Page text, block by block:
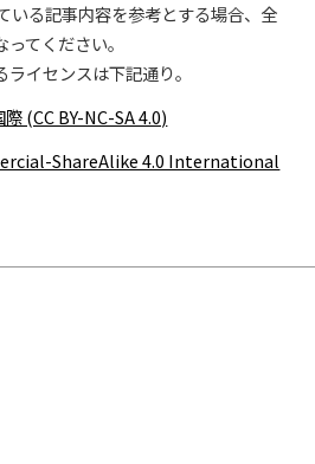
いる記事内容を参考とする場合、全
てください。
イセンスは下記通り。
(CC BY-NC-SA 4.0)
ShareAlike 4.0 International